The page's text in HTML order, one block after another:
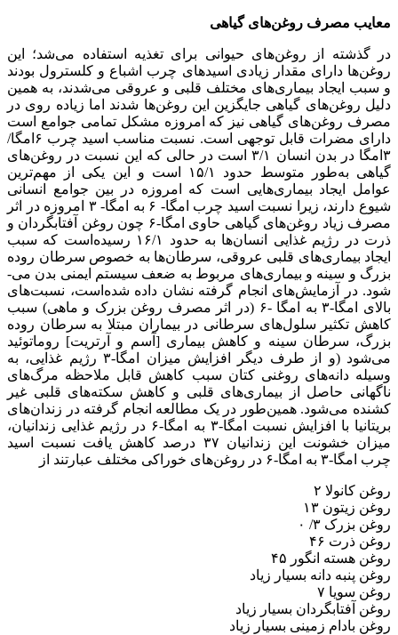
معایب مصرف روغن‌های گیاهی
در گذشته از روغن‌های حیوانی برای تغذیه استفاده می‌شد؛ این
روغن‌ها دارای مقدار زیادی اسیدهای چرب اشباع و کلسترول بودند
و سبب ایجاد بیماری‌های مختلف قلبی و عروقی می‌شدند، به همین
دلیل روغن‌های گیاهی جایگزین این روغن‌ها شدند اما زیاده روی در
مصرف روغن‌های گیاهی نیز که امروزه مشکل تمامی جوامع است
دارای مضرات قابل توجهی است. نسبت مناسب اسید چرب ۶امگا/
۳امگا در بدن انسان ۳/۱ است در حالی که این نسبت در روغن‌های
گیاهی به‌طور متوسط حدود ۱۵/۱ است و این یکی از مهم‌ترین
عوامل ایجاد بیماری‌هایی است که امروزه در بین جوامع انسانی
شیوع دارند، زیرا نسبت اسید چرب امگا- ۶ به امگا- ۳ امروزه در اثر
مصرف زیاد روغن‌های گیاهی حاوی امگا-۶ چون روغن آفتابگردان و
ذرت در رژیم غذایی انسان‌ها به حدود ۱۶/۱ رسیده‌است که سبب
ایجاد بیماری‌های قلبی عروقی، سرطان‌ها به خصوص سرطان روده
بزرگ و سینه و بیماری‌های مربوط به ضعف سیستم ایمنی بدن می-
شود. در آزمایش‌های انجام گرفته نشان داده شده‌است، نسبت‌های
بالای امگا-۳ به امگا -۶ (در اثر مصرف روغن بزرک و ماهی) سبب
کاهش تکثیر سلول‌های سرطانی در بیماران مبتلا به سرطان روده
بزرگ، سرطان سینه و کاهش بیماری [آسم و آرتریت] روماتوئید
می‌شود (و از طرف دیگر افزایش میزان امگا-۳ رژیم غذایی، به
وسیله دانه‌های روغنی کتان سبب کاهش قابل ملاحظه مرگ‌های
ناگهانی حاصل از بیماری‌های قلبی و کاهش سکته‌های قلبی غیر
کشنده می‌شود. همین‌طور در یک مطالعه انجام گرفته در زندان‌های
بریتانیا با افزایش نسبت امگا-۳ به امگا-۶ در رژیم غذایی زندانیان،
میزان خشونت این زندانیان ۳۷ درصد کاهش یافت نسبت اسید
چرب امگا-۳ به امگا-۶ در روغن‌های خوراکی مختلف عبارتند از
روغن کانولا ۲
روغن زیتون ۱۳
روغن بزرک ۳/ ۰
روغن ذرت ۴۶
روغن هسته انگور ۴۵
روغن پنبه دانه بسیار زیاد
روغن سویا ۷
روغن آفتابگردان بسیار زیاد
روغن بادام زمینی بسیار زیاد